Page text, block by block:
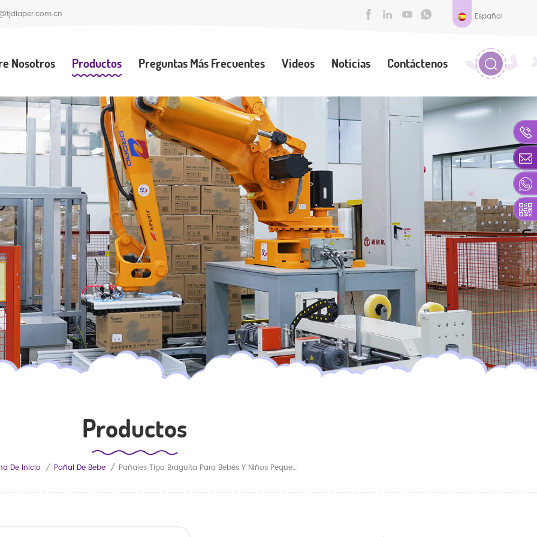
Español
Nosotros Productos Preguntas Más Frecuentes Videos Noticias Contáctenos
Productos
De Inicio / Pañal De Bebe / Pañales Tipo Braguita Para Bebés Y Niños Pequeños, Personalizados Con Impresión OEM.